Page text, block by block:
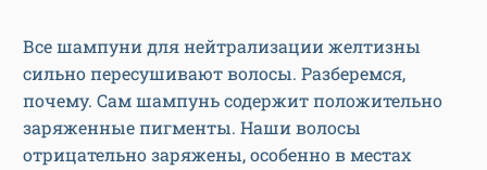
Все шампуни для нейтрализации желтизны
сильно пересушивают волосы. Разберемся,
почему. Сам шампунь содержит положительно
заряженные пигменты. Наши волосы
отрицательно заряжены, особенно в местах